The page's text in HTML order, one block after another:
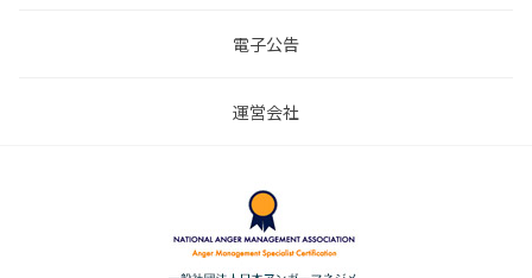
電子公告
運営会社